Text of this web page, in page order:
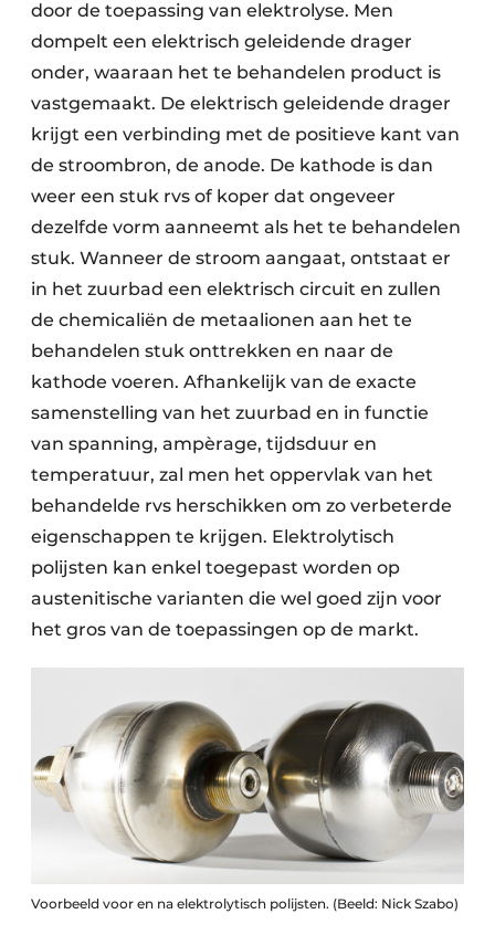
door de toepassing van elektrolyse. Men
dompelt een elektrisch geleidende drager
onder, waaraan het te behandelen product is
vastgemaakt. De elektrisch geleidende drager
krijgt een verbinding met de positieve kant van
de stroombron, de anode. De kathode is dan
weer een stuk rvs of koper dat ongeveer
dezelfde vorm aanneemt als het te behandelen
stuk. Wanneer de stroom aangaat, ontstaat er
in het zuurbad een elektrisch circuit en zullen
de chemicaliën de metaalionen aan het te
behandelen stuk onttrekken en naar de
kathode voeren. Afhankelijk van de exacte
samenstelling van het zuurbad en in functie
van spanning, ampèrage, tijdsduur en
temperatuur, zal men het oppervlak van het
behandelde rvs herschikken om zo verbeterde
eigenschappen te krijgen. Elektrolytisch
polijsten kan enkel toegepast worden op
austenitische varianten die wel goed zijn voor
het gros van de toepassingen op de markt.
Voorbeeld voor en na elektrolytisch polijsten. (Beeld: Nick Szabo)